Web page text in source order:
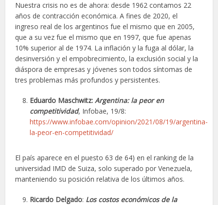
Nuestra crisis no es de ahora: desde 1962 contamos 22
años de contracción económica. A fines de 2020, el
ingreso real de los argentinos fue el mismo que en 2005,
que a su vez fue el mismo que en 1997, que fue apenas
10% superior al de 1974. La inflación y la fuga al dólar, la
desinversión y el empobrecimiento, la exclusión social y la
diáspora de empresas y jóvenes son todos síntomas de
tres problemas más profundos y persistentes.
Eduardo Maschwitz:Argentina: la peor en
competitividad, Infobae, 19/8:
https://www.infobae.com/opinion/2021/08/19/argentina-
la-peor-en-competitividad/
El país aparece en el puesto 63 de 64) en el ranking de la
universidad IMD de Suiza, solo superado por Venezuela,
manteniendo su posición relativa de los últimos años.
Ricardo Delgado: Los costos económicos de la